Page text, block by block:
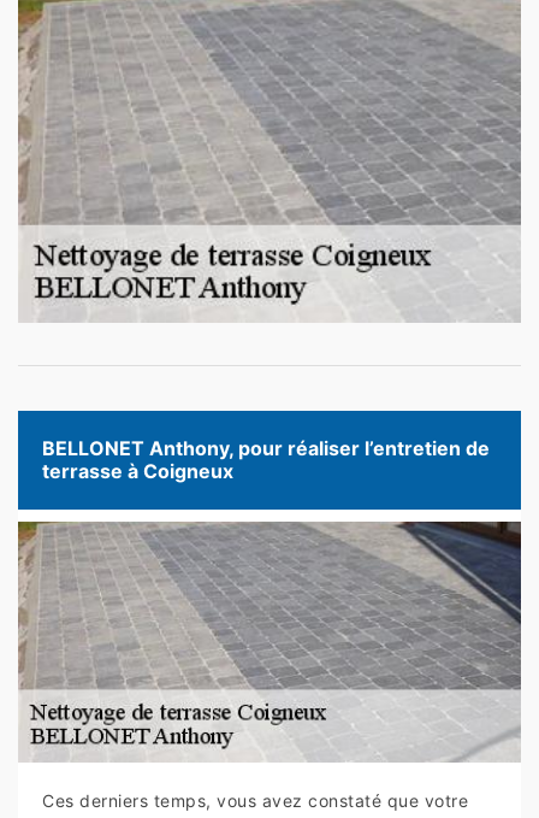
BELLONET Anthony, pour réaliser l’entretien de
terrasse à Coigneux
Ces derniers temps, vous avez constaté que votre